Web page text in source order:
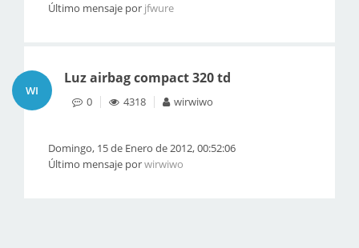
Último mensaje por jfwure
WI
Luz airbag compact 320 td
0 4318 wirwiwo
Domingo, 15 de Enero de 2012, 00:52:06
Último mensaje porwirwiwo